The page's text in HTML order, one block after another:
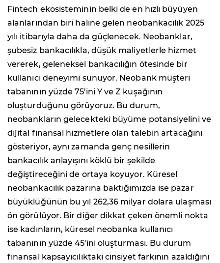
Fintech ekosisteminin belki de en hızlı büyüyen
alanlarından biri haline gelen neobankacılık 2025
yılı itibarıyla daha da güçlenecek. Neobanklar,
şubesiz bankacılıkla, düşük maliyetlerle hizmet
vererek, geleneksel bankacılığın ötesinde bir
kullanıcı deneyimi sunuyor. Neobank müşteri
tabanının yüzde 75'ini Y ve Z kuşağının
oluşturduğunu görüyoruz. Bu durum,
neobankların gelecekteki büyüme potansiyelini ve
dijital finansal hizmetlere olan talebin artacağını
gösteriyor, aynı zamanda genç nesillerin
bankacılık anlayışını köklü bir şekilde
değiştireceğini de ortaya koyuyor. Küresel
neobankacılık pazarına baktığımızda ise pazar
büyüklüğünün bu yıl 262,36 milyar dolara ulaşması
ön görülüyor. Bir diğer dikkat çeken önemli nokta
ise kadınların, küresel neobanka kullanıcı
tabanının yüzde 45'ini oluşturması. Bu durum
finansal kapsayıcılıktaki cinsiyet farkının azaldığını